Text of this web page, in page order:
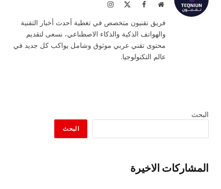
موقعفيسبوك الانستغرام
فريق تقنيون متخصص في تغطية أحدث أخبار التقنية
والهواتف الذكية والذكاء الاصطناعي، نسعى لتقديم
محتوى تقني عربي موثوق وشامل يواكب كل جديد في
عالم التكنولوجيا.
البحث
البحث
المشاركات الاخيرة